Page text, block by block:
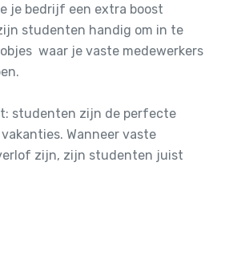
je bedrijf een extra boost
studenten handig om in te
waar je vaste medewerkers
studenten zijn de perfecte
Wanneer vaste
zijn, zijn studenten juist